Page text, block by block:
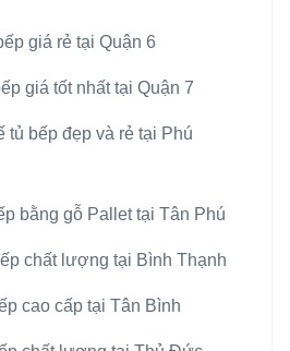
giá rẻ tại Quận 6
giá tốt nhất tại Quận 7
tủ bếp đẹp và rẻ tại Phú
bằng gỗ Pallet tại Tân Phú
chất lượng tại Bình Thạnh
cao cấp tại Tân Bình